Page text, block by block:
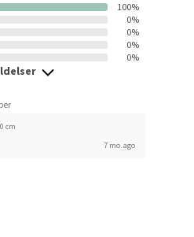
100%
0%
0%
0%
0%
cm
7 mo. ago
Velg
Sartor